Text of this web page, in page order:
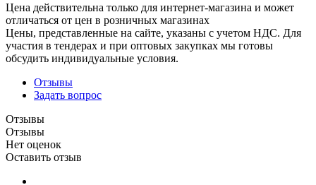
Цена действительна только для интернет-магазина и может
отличаться от цен в розничных магазинах
Цены, представленные на сайте, указаны с учетом НДС. Для
участия в тендерах и при оптовых закупках мы готовы
обсудить индивидуальные условия.
Отзывы
Задать вопрос
Отзывы
Отзывы
Нет оценок
Оставить отзыв